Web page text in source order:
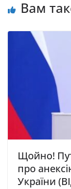
Вам
Щойно!
про
України